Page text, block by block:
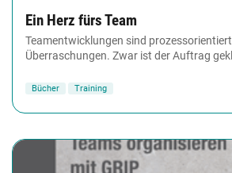
Ein Herz fürs Team
Teamentwicklungen sind
Überraschungen. Zwar ist der Auftrag
Bücher Training